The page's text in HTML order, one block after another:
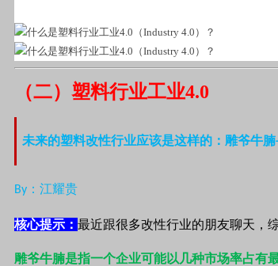
（二）塑料行业工业4.0
未来的塑料改性行业应该是这样的：雕爷牛腩
By ：江耀贵
核心提示： 最近跟很多改性行业的朋友聊天，
雕爷牛腩是指一个企业可能以几种市场率占有